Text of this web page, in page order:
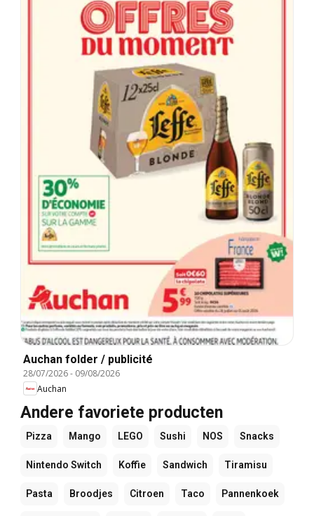
Auchan folder / publicité
28/07/2026- 09/08/2026
Auchan
Andere favoriete producten
Pizza Mango LEGO Sushi NOS Snacks
Nintendo Switch Koffie Sandwich Tiramisu
Pasta Broodjes Citroen Taco Pannenkoek